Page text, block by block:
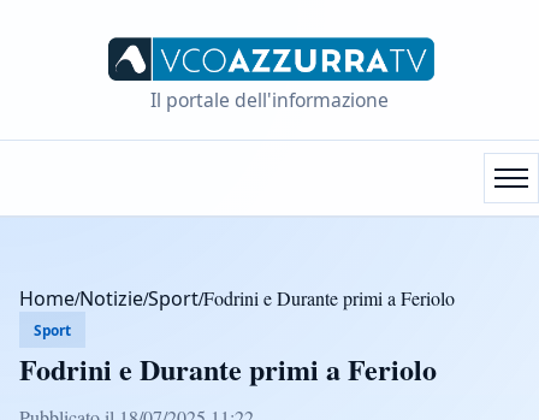
Il portale dell'informazione
Home/Notizie/Sport/Fodrini e Durante primi a Feriolo
Sport
Fodrini e Durante primi a Feriolo